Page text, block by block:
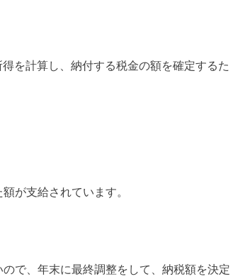
を計算し、納付する税金の額を確定するた
が支給されています。
で、年末に最終調整をして、納税額を決定